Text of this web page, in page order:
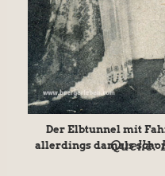
Der Elbtunnel mit
allerdings damalsQuelle: